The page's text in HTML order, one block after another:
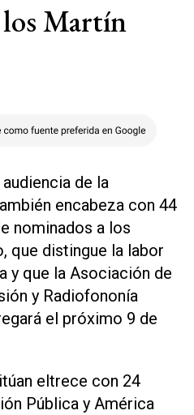
Martín
de la
encabeza con 44
nominados a los
que distingue la labor
y que la Asociación de
y Radiofononía
el próximo 9 de
eltrece con 24
Pública y América